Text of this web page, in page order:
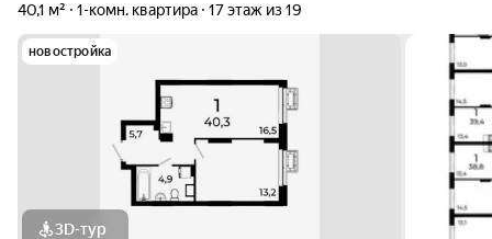
40,1 м²
1-комн. квартира 17 этаж из 19
новостройка
3D-тур